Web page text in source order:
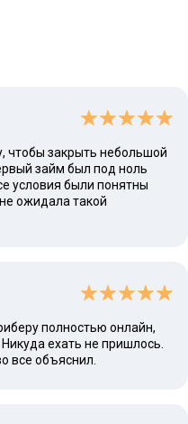
чтобы закрыть небольшой
займ был под ноль
условия были понятны
ожидала такой
полностью онлайн,
ехать не пришлось.
все объяснил.